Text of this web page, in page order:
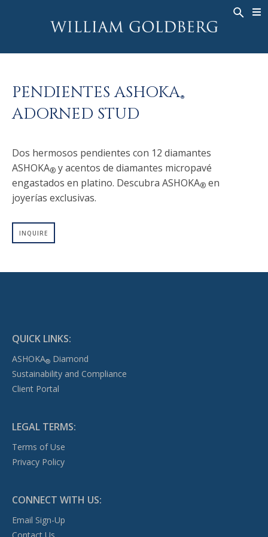
ALTA JOYERÍA
ANILLO PARA HOMBRE
COLLARES
PENDIENTES
PULSERAS
RELOJES
ASHOKA JOYERÍA
ANILLOS
BANDS
COLLARES
COLGANTES
PENDIENTES
TALISMAN
HISTORIA
ASHOKA ®
PENDIENTES ASHOKA®
ADORNED STUD
Dos hermosos pendientes con 12 diamantes
ASHOKA®y acentos de diamantes micropavé
engastados en platino. Descubra ASHOKA®en
joyerías exclusivas.
INQUIRE
QUICK LINKS:
ASHOKA®Diamond
Sustainability and Compliance
Client Portal
LEGAL TERMS:
Terms of Use
Privacy Policy
CONNECT WITH US:
Email Sign-Up